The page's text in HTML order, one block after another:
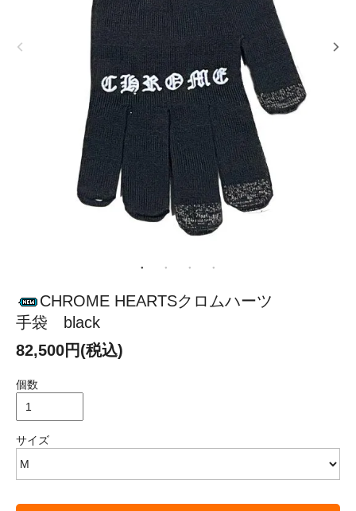
CHROME HEARTSクロムハーツ
手袋 black
82,500円(税込)
個数
サイズ